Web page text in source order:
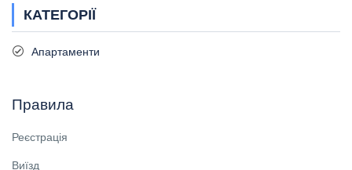
КАТЕГОРІЇ
Апартаменти
Правила
Реєстрація
Виїзд